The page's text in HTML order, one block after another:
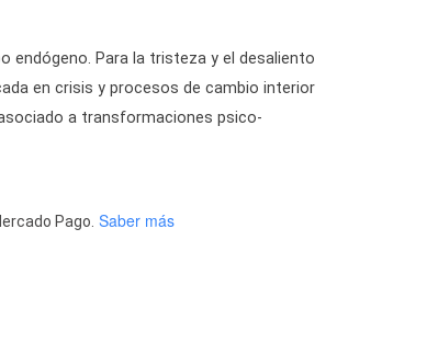
endógeno. Para la tristeza y el desaliento
en crisis y procesos de cambio interior
a transformaciones psico-
Pago. Saber más